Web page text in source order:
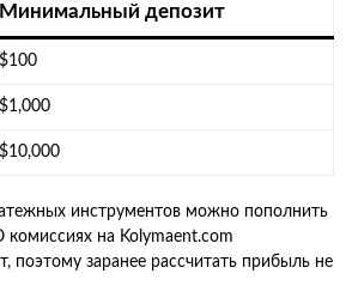
Минимальный депозит
$100
$1,000
$10,000
инструментов можно пополнить
комиссиях на Kolymaent.com
поэтому заранее рассчитать прибыль не